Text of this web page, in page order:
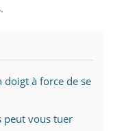
doigt à force de se
peut vous tuer